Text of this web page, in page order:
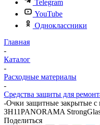
Telegram
YouTube
Одноклассники
Главная
-
Каталог
-
Расходные материалы
-
Средства защиты для
-Очки защитные закрытые с
ЗН11PANORAMA
Поделиться